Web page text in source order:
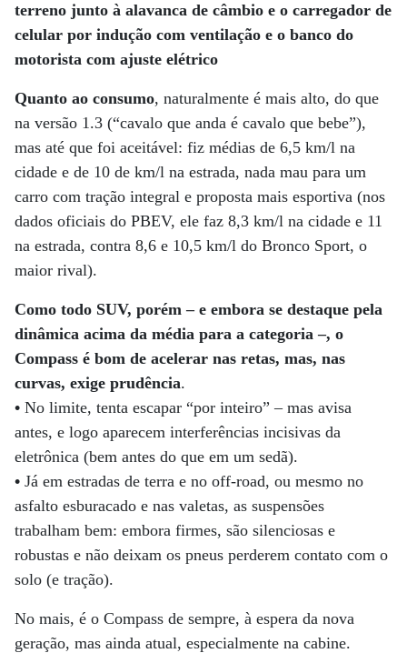
terreno junto à alavanca de câmbio e o carregador de
celular por indução com ventilação e o banco do
motorista com ajuste elétrico
Quanto ao consumo, naturalmente é mais alto, do que
na versão 1.3 (“cavalo que anda é cavalo que bebe”),
mas até que foi aceitável: fiz médias de 6,5 km/l na
cidade e de 10 de km/l na estrada, nada mau para um
carro com tração integral e proposta mais esportiva (nos
dados oficiais do PBEV, ele faz 8,3 km/l na cidade e 11
na estrada, contra 8,6 e 10,5 km/l do Bronco Sport, o
maior rival).
Como todo SUV, porém – e embora se destaque pela
dinâmica acima da média para a categoria –, o
Compass é bom de acelerar nas retas, mas, nas
curvas, exige prudência.
• No limite, tenta escapar “por inteiro” – mas avisa
antes, e logo aparecem interferências incisivas da
eletrônica (bem antes do que em um sedã).
• Já em estradas de terra e no off-road, ou mesmo no
asfalto esburacado e nas valetas, as suspensões
trabalham bem: embora firmes, são silenciosas e
robustas e não deixam os pneus perderem contato com o
solo (e tração).
No mais, é o Compass de sempre, à espera da nova
geração, mas ainda atual, especialmente na cabine.